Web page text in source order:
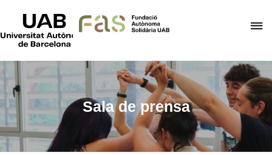
el
Sala de prensa